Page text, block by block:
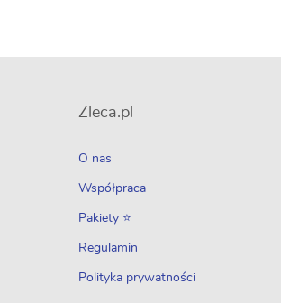
Zleca.pl
O nas
Współpraca
Pakiety ⭐
Regulamin
Polityka prywatności